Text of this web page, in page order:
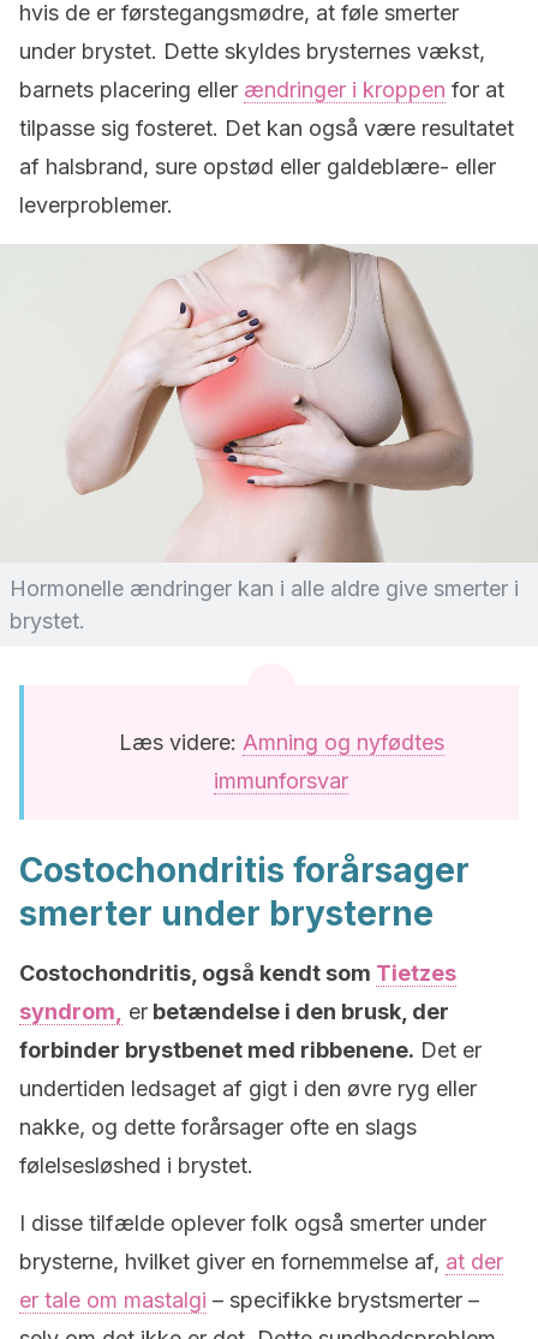
hvis de er førstegangsmødre, at føle smerter
under brystet. Dette skyldes brysternes vækst,
barnets placering eller ændringer i kroppen for at
tilpasse sig fosteret. Det kan også være resultatet
af halsbrand, sure opstød eller galdeblære- eller
leverproblemer.
Hormonelle ændringer kan i alle aldre give smerter i
brystet.
Læs videre: Amning og nyfødtes
immunforsvar
Costochondritis forårsager
smerter under brysterne
Costochondritis, også kendt som Tietzes
syndrom,
er betændelse i den brusk, der
forbinder brystbenet med ribbenene. Det er
undertiden ledsaget af gigt i den øvre ryg eller
nakke, og dette forårsager ofte en slags
følelsesløshed i brystet.
I disse tilfælde oplever folk også smerter under
brysterne, hvilket giver en fornemmelse af, at der
er tale om mastalgi – specifikke brystsmerter –